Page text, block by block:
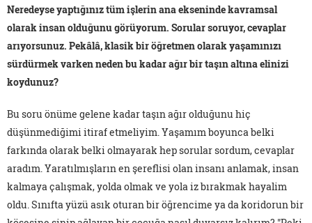
Neredeyse yaptığınız tüm işlerin ana ekseninde kavramsal
olarak insan olduğunu görüyorum. Sorular soruyor, cevaplar
arıyorsunuz. Pekâlâ, klasik bir öğretmen olarak yaşamınızı
sürdürmek varken neden bu kadar ağır bir taşın altına elinizi
koydunuz?
Bu soru önüme gelene kadar taşın ağır olduğunu hiç
düşünmediğimi itiraf etmeliyim. Yaşamım boyunca belki
farkında olarak belki olmayarak hep sorular sordum, cevaplar
aradım. Yaratılmışların en şereflisi olan insanı anlamak, insan
kalmaya çalışmak, yolda olmak ve yola iz bırakmak hayalim
oldu. Sınıfta yüzü asık oturan bir öğrencime ya da koridorun bir